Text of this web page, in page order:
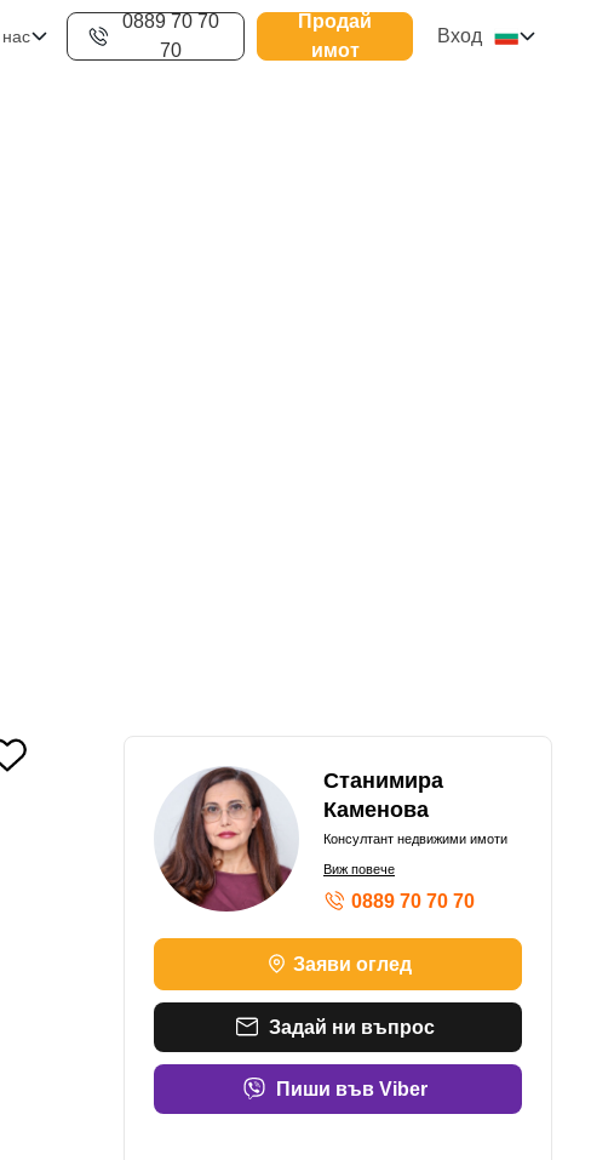
0889 70 70
70
Продай
имот
Вход
Станимира
Каменова
Консултант недвижими имоти
Виж повече
0889 70 70 70
Заяви оглед
Задай ни въпрос
Пиши във Viber